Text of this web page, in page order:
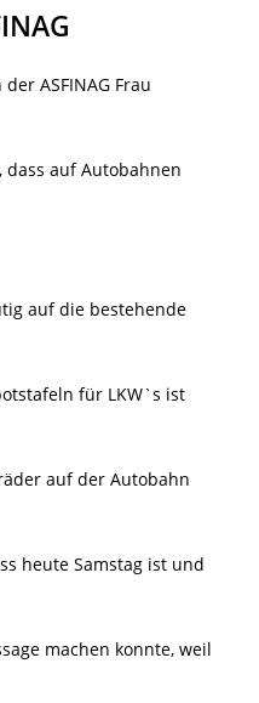
ASFINAG Frau
auf Autobahnen
auf die bestehende
für LKW`s ist
auf der Autobahn
heute Samstag ist und
machen konnte, weil